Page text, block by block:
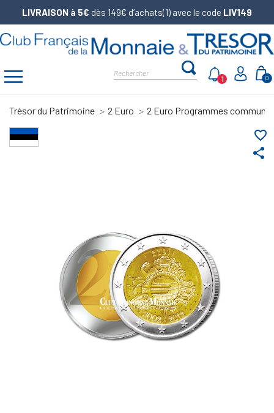
LIVRAISON à 5€ dès 149€ d’achats(1) avec le code LIV149
0
1
Trésor du Patrimoine 2 Euro 2 Euro Programmes communs
share
favorite_border